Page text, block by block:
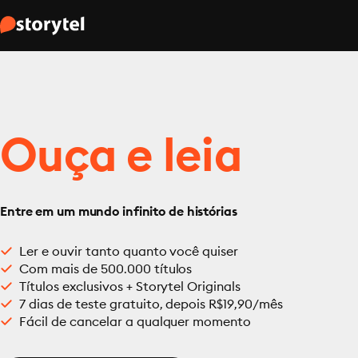
Ouça e leia
Entre em um mundo infinito de histórias
Ler e ouvir tanto quanto você quiser
Com mais de 500.000 títulos
Títulos exclusivos + Storytel Originals
7 dias de teste gratuito, depois R$19,90/mês
Fácil de cancelar a qualquer momento